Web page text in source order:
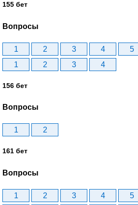
155 бет
Вопросы
1 2 3 4 5
1
2 3 4
156 бет
Вопросы
1 2
161 бет
Вопросы
1 2 3 4 5